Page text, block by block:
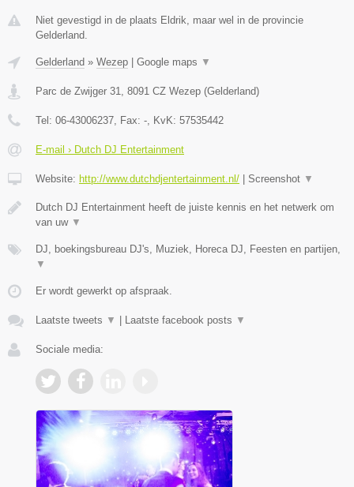
Niet gevestigd in de plaats Eldrik, maar wel in de provincie
Gelderland.
Gelderland » Wezep Google maps ▼
Parc de Zwijger 31, 8091 CZ Wezep (Gelderland)
Tel: 06-43006237, Fax: -, KvK: 57535442
E-mail › Dutch DJ Entertainment
Website: http://www.dutchdjentertainment.nl/ Screenshot ▼
Dutch DJ Entertainment heeft de juiste kennis en het netwerk om
van uw ▼
DJ, boekingsbureau DJ's, Muziek, Horeca DJ, Feesten en partijen,
▼
Er wordt gewerkt op afspraak.
Laatste tweets ▼ Laatste facebook posts ▼
Sociale media: